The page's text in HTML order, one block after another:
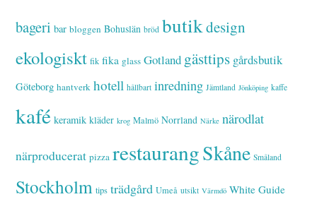
bageri bar bloggen Bohuslän bröd butikdesign
ekologiskt fik fika glass Gotland gästtips gårdsbutik
Göteborg hantverk hotell hållbart inredning Jämtland Jönköping kaffe
kafé keramik kläder krog Malmö Norrland Närke närodlat
närproducerat pizza restaurangSkåne Småland
Stockholm tips trädgård Umeå utsikt Värmdö White Guide